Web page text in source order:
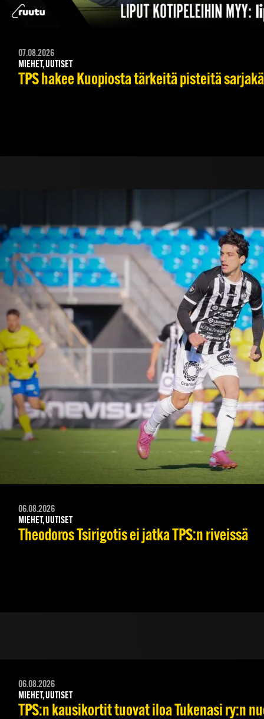
07.08.2026
MIEHET, UUTISET
TPS hakee Kuopiosta tärkeitä pisteitä
06.08.2026
MIEHET, UUTISET
Theodoros Tsirigotis ei jatka TPS:n riveissä
06.08.2026
MIEHET, UUTISET
TPS:n kausikortit tuovat iloa Tukenasi ry:n